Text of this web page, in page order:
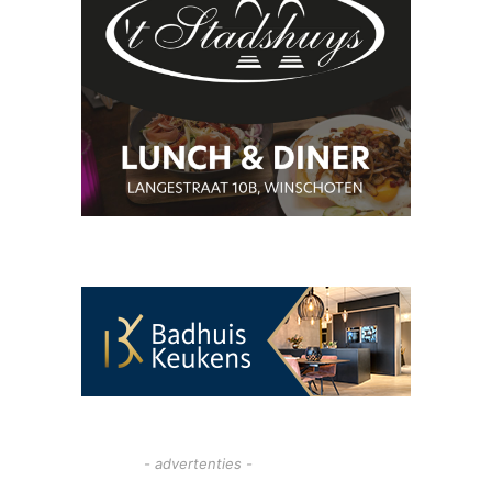
- advertenties -